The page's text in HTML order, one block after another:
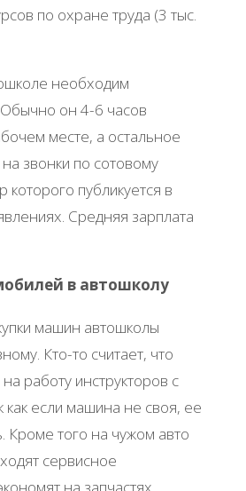
по охране труда (3 тыс.
необходим
он 4-6 часов
месте, а остальное
звонки по сотовому
публикуется в
Средняя зарплата
в автошколу
машин автошколы
Кто-то считает, что
работу инструкторов с
как если машина не своя, ее
Кроме того на чужом авто
сервисное
на запчастях,